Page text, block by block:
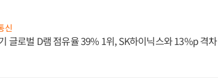
신
글로벌 D램 점유율 39% 1위, SK하이닉스와 13%p 격차